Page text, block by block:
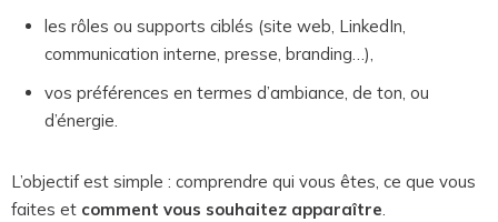
les rôles ou supports ciblés (site web, LinkedIn,
communication interne, presse, branding…),
vos préférences en termes d’ambiance, de ton, ou
d’énergie.
L’objectif est simple : comprendre qui vous êtes, ce que vous
faites et comment vous souhaitez apparaître.